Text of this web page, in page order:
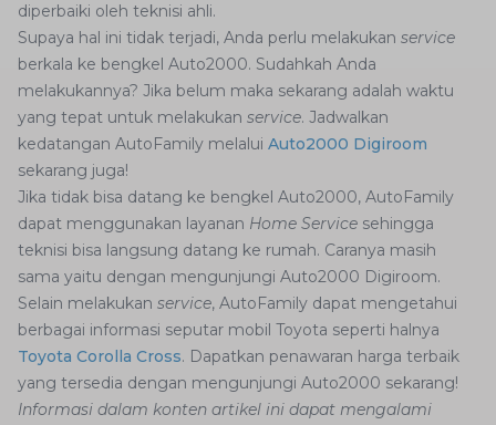
diperbaiki oleh teknisi ahli.
Supaya hal ini tidak terjadi, Anda perlu melakukan service
berkala ke bengkel Auto2000. Sudahkah Anda
melakukannya? Jika belum maka sekarang adalah waktu
yang tepat untuk melakukan service. Jadwalkan
kedatangan AutoFamily melalui Auto2000 Digiroom
sekarang juga!
Jika tidak bisa datang ke bengkel Auto2000, AutoFamily
dapat menggunakan layanan Home Service sehingga
teknisi bisa langsung datang ke rumah. Caranya masih
sama yaitu dengan mengunjungi Auto2000 Digiroom.
Selain melakukan service, AutoFamily dapat mengetahui
berbagai informasi seputar mobil Toyota seperti halnya
Toyota Corolla Cross. Dapatkan penawaran harga terbaik
yang tersedia dengan mengunjungi Auto2000 sekarang!
Informasi dalam konten artikel ini dapat mengalami